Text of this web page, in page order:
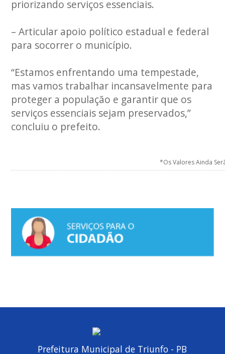
priorizando serviços essenciais.
– Articular apoio político estadual e federal
para socorrer o município.
“Estamos enfrentando uma tempestade,
mas vamos trabalhar incansavelmente para
proteger a população e garantir que os
serviços essenciais sejam preservados,”
concluiu o prefeito.
*Os Valores Ainda
Prefeitura Municipal de Triunfo - PB